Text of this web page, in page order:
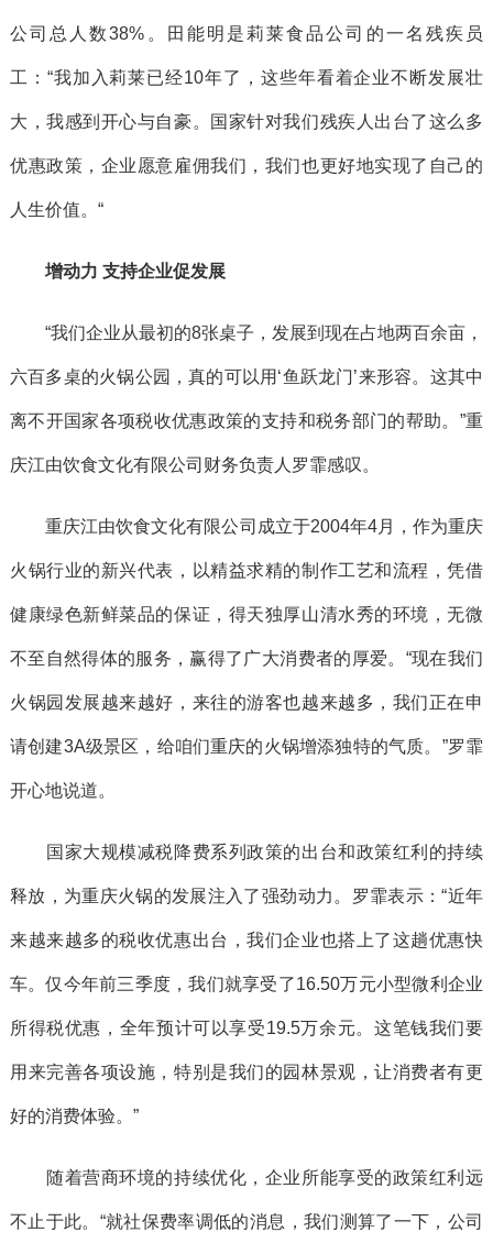
公司总人数38%。田能明是莉莱食品公司的一名残疾员
工：“我加入莉莱已经10年了，这些年看着企业不断发展壮
大，我感到开心与自豪。国家针对我们残疾人出台了这么多
优惠政策，企业愿意雇佣我们，我们也更好地实现了自己的
人生价值。“
增动力 支持企业促发展
“我们企业从最初的8张桌子，发展到现在占地两百余亩，
六百多桌的火锅公园，真的可以用‘鱼跃龙门’来形容。这其中
离不开国家各项税收优惠政策的支持和税务部门的帮助。”重
庆江由饮食文化有限公司财务负责人罗霏感叹。
重庆江由饮食文化有限公司成立于2004年4月，作为重庆
火锅行业的新兴代表，以精益求精的制作工艺和流程，凭借
健康绿色新鲜菜品的保证，得天独厚山清水秀的环境，无微
不至自然得体的服务，赢得了广大消费者的厚爱。“现在我们
火锅园发展越来越好，来往的游客也越来越多，我们正在申
请创建3A级景区，给咱们重庆的火锅增添独特的气质。”罗霏
开心地说道。
国家大规模减税降费系列政策的出台和政策红利的持续
释放，为重庆火锅的发展注入了强劲动力。罗霏表示：“近年
来越来越多的税收优惠出台，我们企业也搭上了这趟优惠快
车。仅今年前三季度，我们就享受了16.50万元小型微利企业
所得税优惠，全年预计可以享受19.5万余元。这笔钱我们要
用来完善各项设施，特别是我们的园林景观，让消费者有更
好的消费体验。”
随着营商环境的持续优化，企业所能享受的政策红利远
不止于此。“就社保费率调低的消息，我们测算了一下，公司